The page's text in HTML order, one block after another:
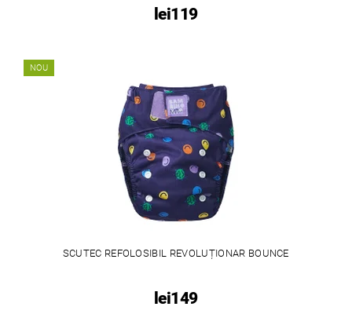
lei119
NOU
SCUTEC REFOLOSIBIL REVOLUȚIONAR BOUNCE
lei149